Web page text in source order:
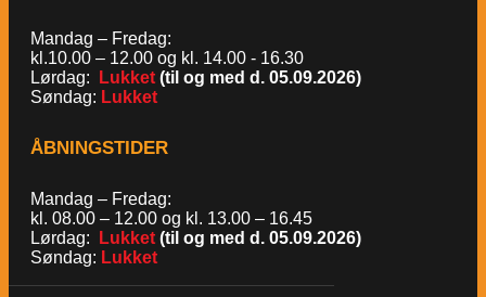
Mandag – Fredag:
kl.10.00 – 12.00 og kl. 14.00 - 16.30
Lørdag:
Lukket (til og med d. 05.09.2026)
Søndag: Lukket
ÅBNINGSTIDER
Mandag – Fredag:
kl. 08.00 – 12.00 og kl. 13.00 – 16.45
Lørdag:
Lukket (til og med d. 05.09.2026)
Søndag: Lukket